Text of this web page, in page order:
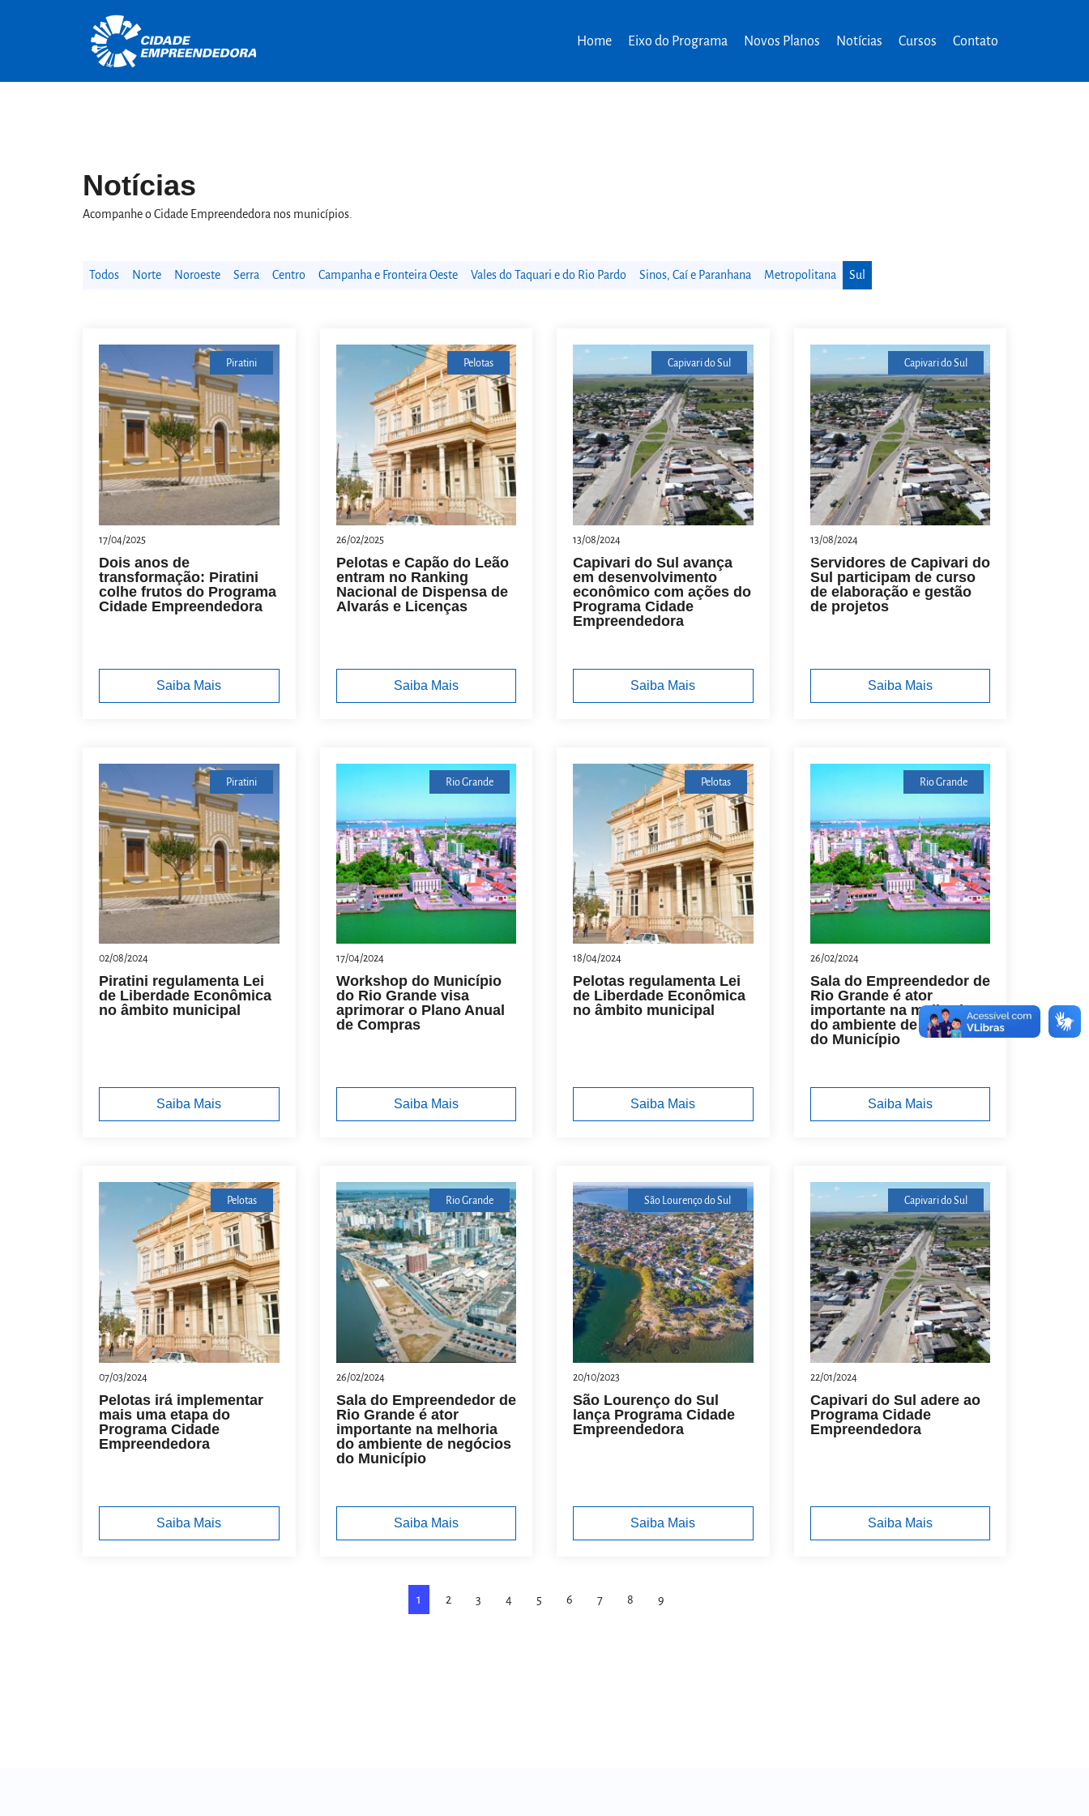
Home Eixo do Programa Novos Planos Notícias Cursos Contato
Notícias
Acompanhe o Cidade Empreendedora nos municípios.
Todos Norte Noroeste Serra Centro Campanha e Fronteira Oeste Vales do Taquari e do Rio Pardo Sinos, Caí e Paranhana Metropolitana Sul
Piratini
17/04/2025
Dois anos de
transformação: Piratini
colhe frutos do Programa
Cidade Empreendedora
Saiba Mais
Pelotas
26/02/2025
Pelotas e Capão do Leão
entram no Ranking
Nacional de Dispensa de
Alvarás e Licenças
Saiba Mais
Capivari do Sul
13/08/2024
Capivari do Sul avança
em desenvolvimento
econômico com ações do
Programa Cidade
Empreendedora
Saiba Mais
Capivari do Sul
13/08/2024
Servidores de Capivari do
Sul participam de curso
de elaboração e gestão
de projetos
Saiba Mais
Piratini
02/08/2024
Piratini regulamenta Lei
de Liberdade Econômica
no âmbito municipal
Saiba Mais
Rio Grande
17/04/2024
Workshop do Município
do Rio Grande visa
aprimorar o Plano Anual
de Compras
Saiba Mais
Pelotas
18/04/2024
Pelotas regulamenta Lei
de Liberdade Econômica
no âmbito municipal
Saiba Mais
Rio Grande
26/02/2024
Sala do Empreendedor de
Rio Grande é ator
importante na melhoria
do ambiente de negócios
do Município
Saiba Mais
Pelotas
07/03/2024
Pelotas irá implementar
mais uma etapa do
Programa Cidade
Empreendedora
Saiba Mais
Rio Grande
26/02/2024
Sala do Empreendedor de
Rio Grande é ator
importante na melhoria
do ambiente de negócios
do Município
Saiba Mais
São Lourenço do Sul
20/10/2023
São Lourenço do Sul
lança Programa Cidade
Empreendedora
Saiba Mais
Capivari do Sul
22/01/2024
Capivari do Sul adere ao
Programa Cidade
Empreendedora
Saiba Mais
1 2 3 4 5 6 7 8 9